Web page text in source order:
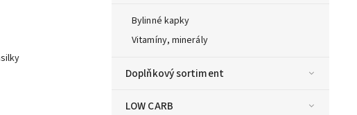
Bylinné kapky
Vitamíny, minerály
Doplňkový sortiment
LOW CARB